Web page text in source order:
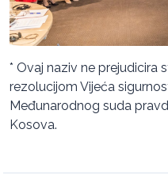
* Ovaj naziv ne prejudicira
rezolucijom Vijeća
Međunarodnog suda
Kosova.